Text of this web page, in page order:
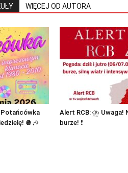
WIĘCEJ OD AUTORA
Potańcówka
🪩🎶
Alert RCB: ⛈ Uwaga!
burze! ❗